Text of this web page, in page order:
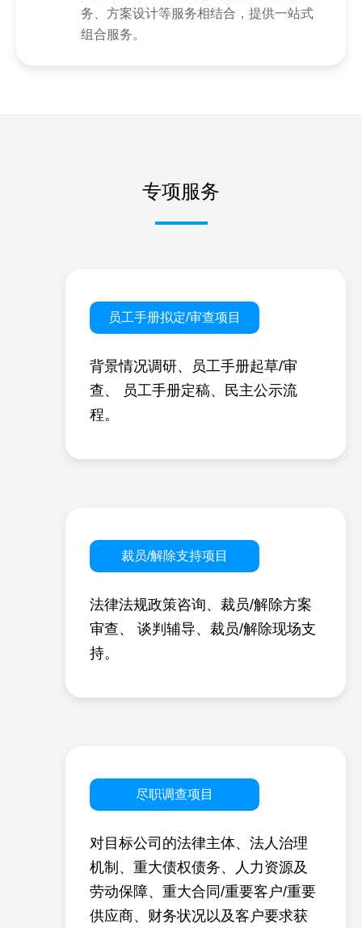
务、方案设计等服务相结合，提供一站式
组合服务。
专项服务
员工手册拟定/审查项目
背景情况调研、员工手册起草/审
查、
员工手册定稿、民主公示流
程。
裁员/解除支持项目
法律法规政策咨询、裁员/解除方案
审查、
谈判辅导、裁员/解除现场支
持。
尽职调查项目
对目标公司的法律主体、法人治理
机制、重大债权债务、人力资源及
劳动保障、重大合同/重要客户/重要
供应商、财务状况以及客户要求获